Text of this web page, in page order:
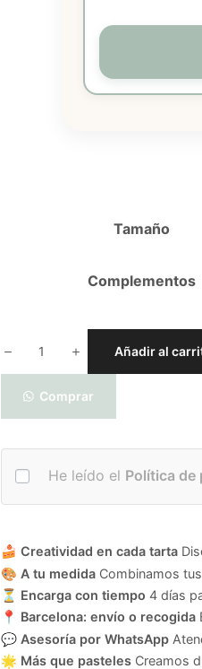
Tamaño
Complementos
Añadir al
Comprar
He leído el Política de
🍰 Creatividad en cada tarta
🎨 A tu medidaCombinamos
⏳ Encarga con tiempo 4 días
📍 Barcelona: envío o recogida
💬 Asesoría por WhatsApp
🌟 Más que pastelesCreamos